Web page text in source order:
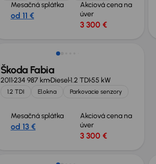
Mesačná splátka
od 11 €
Akciová cena na
úver
3 300 €
Škoda Fabia
2011234 987 kmDiesel1.2 TDI55 kW
1.2 TDI El.okna Parkovacie senzory
Mesačná splátka
od 13 €
Akciová cena na
úver
3 300 €